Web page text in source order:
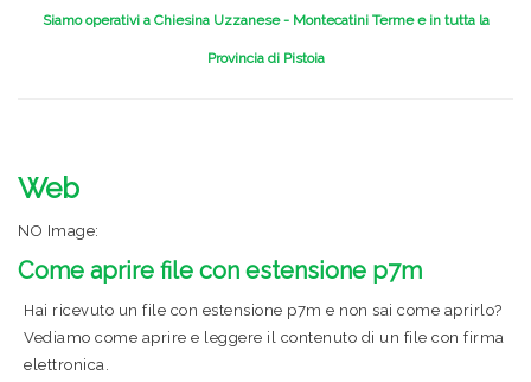
Siamo operativi a Chiesina Uzzanese - Montecatini Terme e in tutta la
Provincia di Pistoia
Web
NO Image:
Come aprire file con estensione p7m
Hai ricevuto un file con estensione p7m e non sai come aprirlo?
Vediamo come aprire e leggere il contenuto di un file con firma
elettronica.